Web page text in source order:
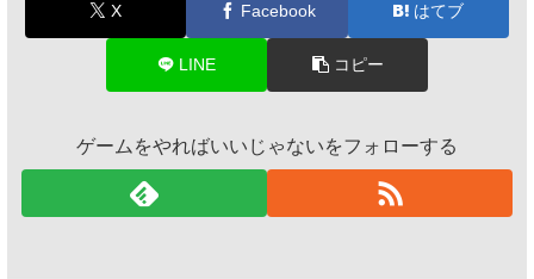
X Facebook はてブ
LINE コピー
ゲームをやればいいじゃないをフォローする